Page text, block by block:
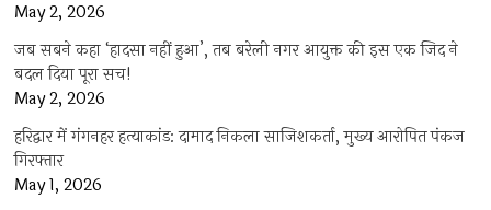
May 2, 2026
जब सबने कहा ‘हादसा नहीं हुआ’, तब बरेली नगर आयुक्त की इस एक जिद ने
बदल दिया पूरा सच!
May 2, 2026
हरिद्वार में गंगनहर हत्याकांड: दामाद निकला साजिशकर्ता, मुख्य आरोपित पंकज
गिरफ्तार
May 1, 2026